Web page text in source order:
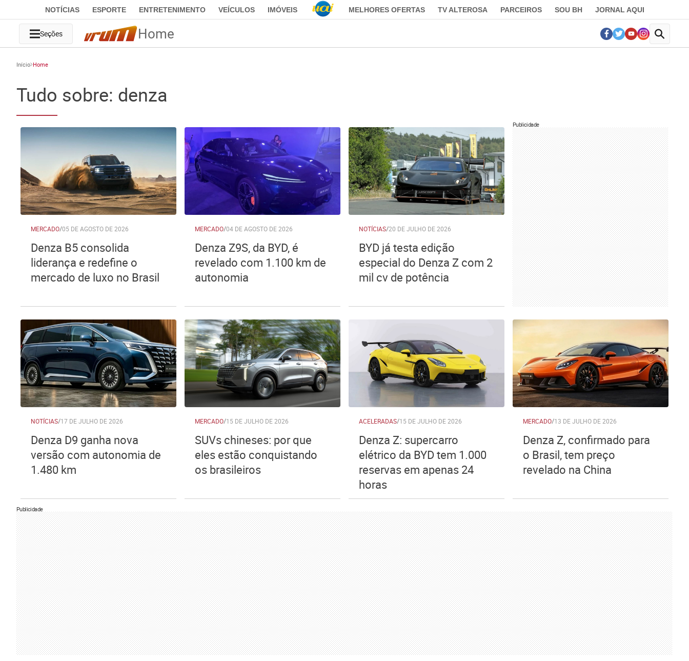
NOTÍCIAS ESPORTE ENTRETENIMENTO VEÍCULOS IMÓVEIS MELHORES OFERTAS TV ALTEROSA PARCEIROS SOU BH JORNAL AQUI
Seções Home
Início Home
Tudo sobre: denza
MERCADO/05 DE AGOSTO DE 2026
Denza B5 consolida
liderança e redefine o
mercado de luxo no Brasil
MERCADO/04 DE AGOSTO DE 2026
Denza Z9S, da BYD, é
revelado com 1.100 km de
autonomia
NOTÍCIAS/20 DE JULHO DE 2026
BYD já testa edição
especial do Denza Z com 2
mil cv de potência
Publicidade
NOTÍCIAS/17 DE JULHO DE 2026
Denza D9 ganha nova
versão com autonomia de
1.480 km
MERCADO/15 DE JULHO DE 2026
SUVs chineses: por que
eles estão conquistando
os brasileiros
ACELERADAS/15 DE JULHO DE 2026
Denza Z: supercarro
elétrico da BYD tem 1.000
reservas em apenas 24
horas
MERCADO/13 DE JULHO DE 2026
Denza Z, confirmado para
o Brasil, tem preço
revelado na China
Publicidade